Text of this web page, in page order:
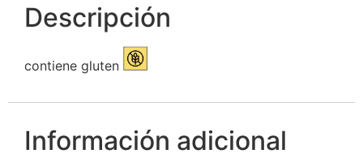
Descripción
contiene gluten
Información adicional